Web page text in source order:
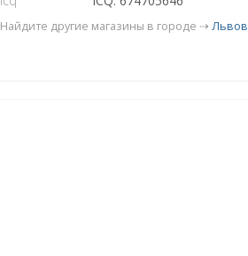
Найдите другие магазины в городе ⇢Львов